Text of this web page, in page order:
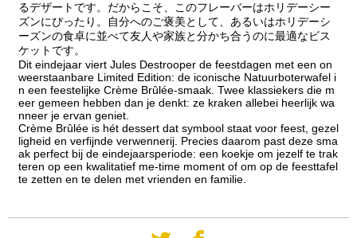
るデザートです。だからこそ、このフレーバーはホリデーシー
ズンにぴったり。自分へのご褒美として、あるいはホリデーシ
ーズンの食卓に並べて友人や家族と分かち合うのに最適なビス
ケットです。
Dit eindejaar viert Jules Destrooper de feestdagen met een on
weerstaanbare Limited Edition: de iconische Natuurboterwafel i
n een feestelijke Crème Brûlée-smaak. Twee klassiekers die m
eer gemeen hebben dan je denkt: ze kraken allebei heerlijk wa
nneer je ervan geniet.
Crème Brûlée is hét dessert dat symbool staat voor feest, gezel
ligheid en verfijnde verwennerij. Precies daarom past deze sma
ak perfect bij de eindejaarsperiode: een koekje om jezelf te trak
teren op een kwalitatief me-time moment of om op de feesttafel
te zetten en te delen met vrienden en familie.